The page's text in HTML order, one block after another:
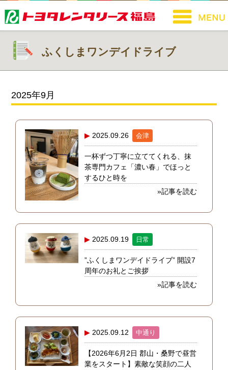
ふくしまワンデイドライブ
2025年9月
2025.09.26 会津
一杯ずつ丁寧に立ててくれる、抹
茶専門カフェ「濃い春」でほっと
するひと時を
»記事を読む
2025.09.19 日常
”ふくしまワンデイドライブ” 開設7
周年のお礼とご挨拶
»記事を読む
2025.09.12 中通り
【2026年6月2日 郡山・桑野で昼営
業をスタート】素敵な笑顔の二人